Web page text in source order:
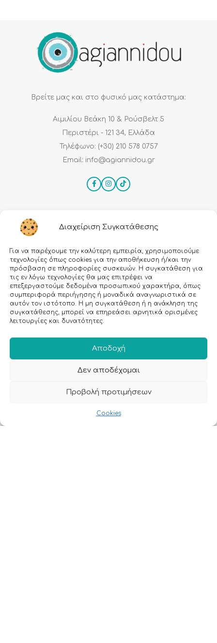
Διαχείριση Συγκατάθεσης
Για να παρέχουμε την καλύτερη εμπειρία, χρησιμοποιούμε
τεχνολογίες όπως cookies για την αποθήκευση ή/και την
πρόσβαση σε πληροφορίες συσκευών. Η συγκατάθεση για
τις εν λόγω τεχνολογίες θα μας επιτρέψει να
επεξεργαστούμε δεδομένα προσωπικού χαρακτήρα, όπως
συμπεριφορά περιήγησης ή μοναδικά αναγνωριστικά σε
αυτόν τον ιστότοπο. Η μη συγκατάθεση ή η ανάκληση της
συγκατάθεσης, μπορεί να επηρεάσει αρνητικά ορισμένες
λειτουργίες και δυνατότητες.
Αποδοχή
Δεν αποδέχομαι
Προβολή προτιμήσεων
Cookies
Βρείτε μας και στο φυσικό μας κατάστημα:
Αιμιλίου Βεάκη 10 & Ρούσβελτ 5
Περιστέρι - 121 34, Ελλάδα
Τηλέφωνο: (+30) 210 578 0757
Email: info@agiannidou.gr
Εγραφείτε στο Newsletter μας!
Email: